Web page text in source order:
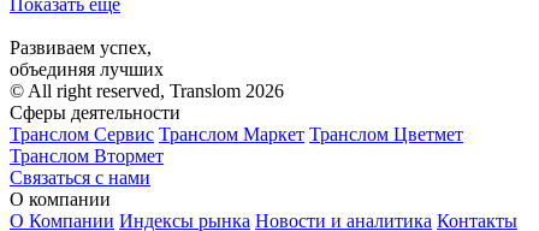
Развиваем успех,
объединяя лучших
© All right reserved, Translom 2026
Сферы деятельности
Транслом Сервис Транслом Маркет Транслом Цветмет
Транслом Втормет
Связаться с нами
О компании
О Компании Индексы рынка Новости и аналитика Контакты